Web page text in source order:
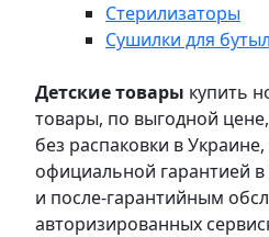
Стерилизаторы
Сушилки для
Детские товары купить
товары, по выгодной
без распаковки в Украине,
официальной гарантией
и после-гарантийным
авторизированных